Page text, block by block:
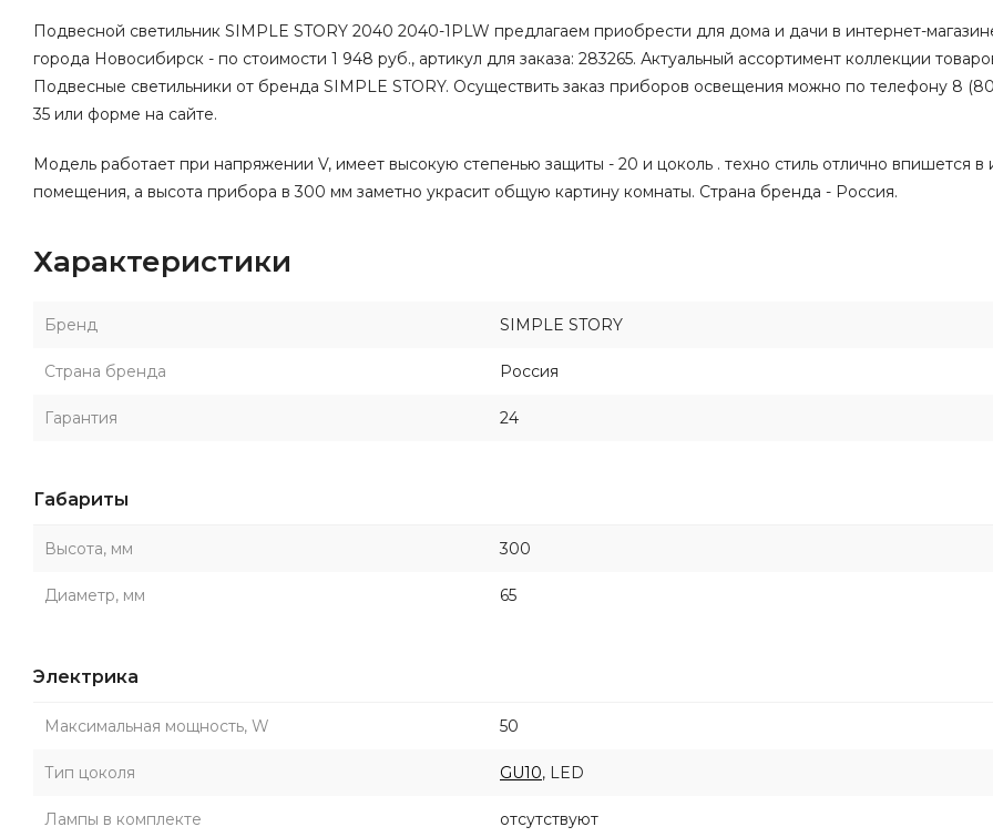
Подвесной светильник SIMPLE STORY 2040 2040-1PLW предлагаем приобрести для дома и дачи в интернет-
города Новосибирск - по стоимости 1 948 руб., артикул для заказа: 283265. Актуальный ассортимент коллекции
Подвесные светильники от бренда SIMPLE STORY. Осуществить заказ приборов освещения можно по телефону 8
35 или форме на сайте.
Модель работает при напряжении V, имеет высокую степенью защиты - 20 и цоколь . техно стиль отлично впишется в
помещения, а высота прибора в 300 мм заметно украсит общую картину комнаты. Страна бренда - Россия.
Характеристики
Бренд SIMPLE STORY
Страна бренда Россия
Гарантия 24
Габариты
Высота, мм 300
Диаметр, мм 65
Электрика
Максимальная мощность, W 50
Тип цоколя GU10, LED
Лампы в комплекте отсутствуют